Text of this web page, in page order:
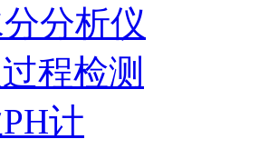
分析仪
程检测
计